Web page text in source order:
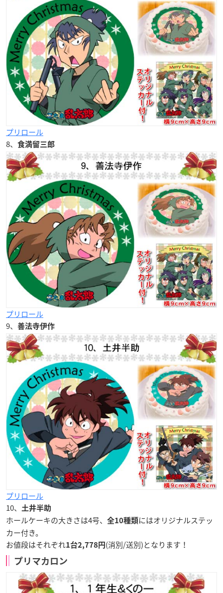
プリロール
8、
食満留三郎
プリロール
9、
善法寺伊作
プリロール
10、
土井半助
ホールケーキの大きさは4号、 全10種類にはオリジナルステッ
カー付き。
お値段はそれぞれ1台2,778 円 (消別/送別)となります！
プリマカロン